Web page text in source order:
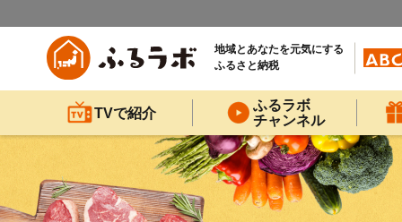
地域とあなたを元気にする
ふるさと納税
TVで紹介
ふるラボ
チャンネル